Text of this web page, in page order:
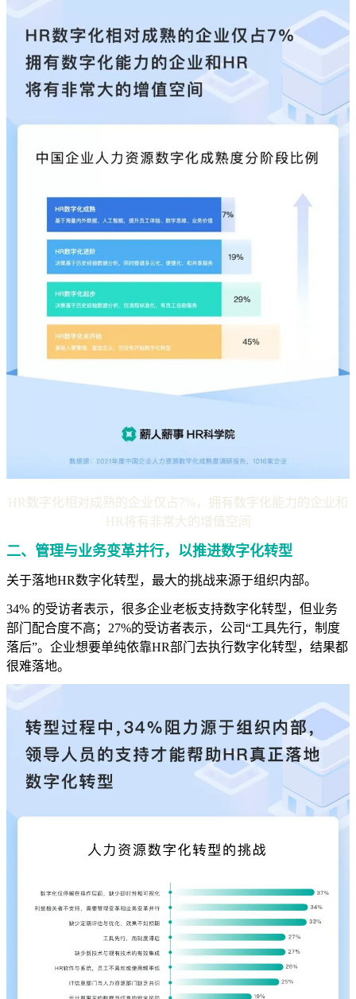
HR数字化相对成熟的企业仅占7%，拥有数字化能力的企业和
HR将有非常大的增值空间
二、 管理与业务变革并行， 以推进数字化转型
关于落地HR数字化转型，最大的挑战来源于组织内部。
34% 的受访者表示，很多企业老板支持数字化转型，但业务
部门配合度不高；27%的受访者表示，公司“工具先行，制度
落后”。企业想要单纯依靠HR部门去执行数字化转型，结果都
很难落地。